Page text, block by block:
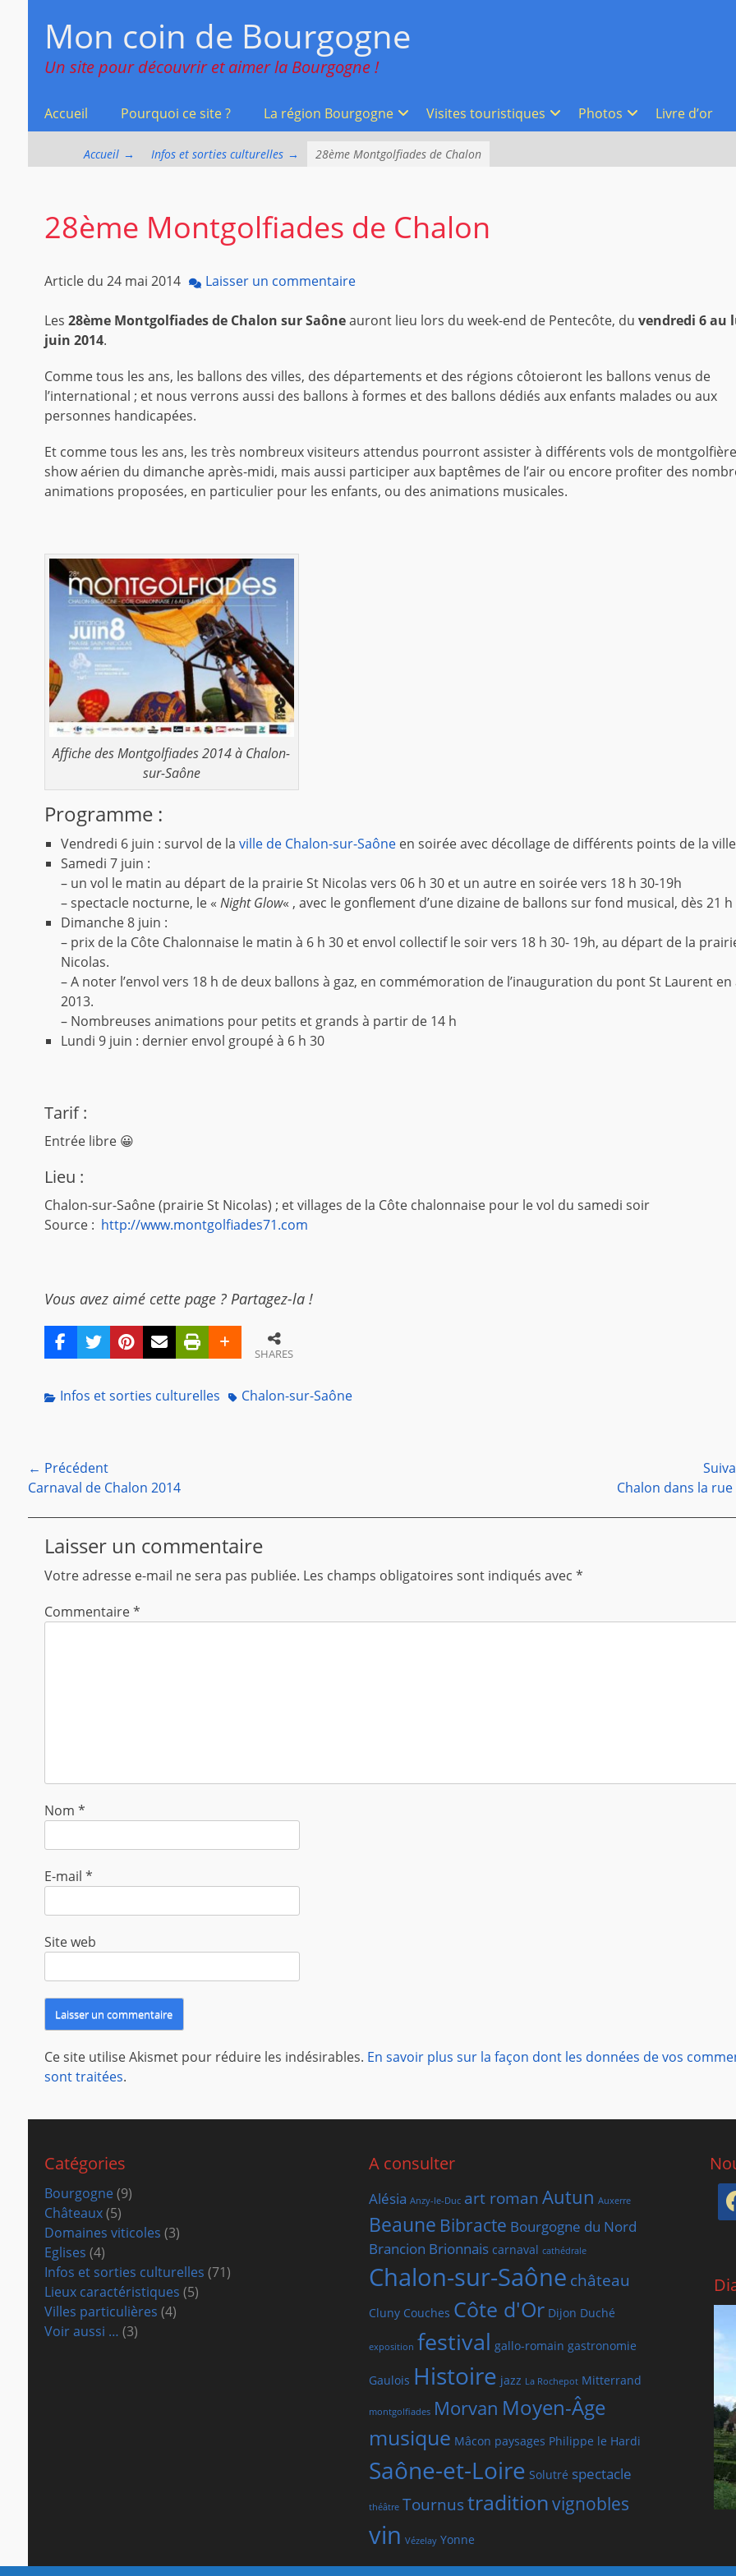
Mon coin de Bourgogne
Un site pour découvrir et aimer la Bourgogne !
contenu
Accueil Pourquoi ce site ? La région Bourgogne Visites touristiques Photos Livre d’or
Accueil → Infos et sorties culturelles → 28ème Montgolfiades de Chalon
28ème Montgolfiades de Chalon
Article du 24 mai 2014 Laisser un commentaire
Les 28ème Montgolfiades de Chalon sur Saôneauront lieu lors du week-end de Pentecôte, du vendredi 6 au
juin 2014.
Comme tous les ans, les ballons des villes, des départements et des régions côtoieront les ballons venus de
l’international ; et nous verrons aussi des ballons à formes et des ballons dédiés aux enfants malades ou aux
personnes handicapées.
Et comme tous les ans, les très nombreux visiteurs attendus pourront assister à différents vols de
show aérien du dimanche après-midi, mais aussi participer aux baptêmes de l’air ou encore profiter des
animations proposées, en particulier pour les enfants, ou des animations musicales.
Affiche des Montgolfiades 2014 à Chalon-
sur-Saône
Programme :
Vendredi 6 juin : survol de la ville de Chalon-sur-Saôneen soirée avec décollage de différents points de la ville
Samedi 7 juin :
– un vol le matin au départ de la prairie St Nicolas vers 06 h 30 et un autre en soirée vers 18 h 30-19h
– spectacle nocturne, le « Night Glow« , avec le gonflement d’une dizaine de ballons sur fond musical, dès 21 h
Dimanche 8 juin :
– prix de la Côte Chalonnaise le matin à 6 h 30 et envol collectif le soir vers 18 h 30- 19h, au départ de la
Nicolas.
– A noter l’envol vers 18 h de deux ballons à gaz, en commémoration de l’inauguration du pont St Laurent
2013.
– Nombreuses animations pour petits et grands à partir de 14 h
Lundi 9 juin : dernier envol groupé à 6 h 30
Tarif :
Entrée libre 😀
Lieu :
Chalon-sur-Saône (prairie St Nicolas) ; et villages de la Côte chalonnaise pour le vol du samedi soir
Source : http://www.montgolfiades71.com
Vous avez aimé cette page ? Partagez-la !
SHARES
Categories
Infos et sorties culturelles TagsChalon-sur-Saône
Navigation
de
l’article
← Précédent
Article
Carnaval de Chalon 2014 Chalon dans la rue
Laisser un commentaire
Votre adresse e-mail ne sera pas publiée. Les champs obligatoires sont indiqués avec *
Commentaire*
Nom *
E-mail *
Site web
Ce site utilise Akismet pour réduire les indésirables. En savoir plus sur la façon dont les données de vos
sont traitées.
Catégories
Bourgogne (9)
Châteaux(5)
Domaines viticoles (3)
Eglises (4)
Infos et sorties culturelles (71)
Lieux caractéristiques (5)
Villes particulières (4)
Voir aussi … (3)
A consulter
Alésia Anzy-le-Duc art roman Autun Auxerre
Beaune Bibracte Bourgogne du Nord
Brancion Brionnais carnaval cathédrale
Chalon-sur-Saône château
Cluny Couches Côte d'Or Dijon Duché
exposition festival gallo-romain gastronomie
Gaulois Histoire jazz La Rochepot Mitterrand
montgolfiades Morvan Moyen-Âge
musique Mâcon paysages Philippe le Hardi
Saône-et-Loire Solutré spectacle
théâtre Tournus traditionvignobles
vin Vézelay Yonne